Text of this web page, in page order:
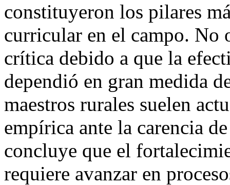
constituyeron los pilares
curricular en el campo. No
crítica debido a que la
dependió en gran medida
maestros rurales suelen
empírica ante la carencia
concluye que el
requiere avanzar en